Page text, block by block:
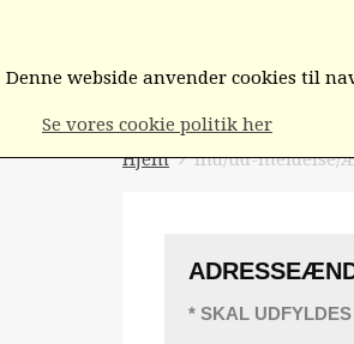
Hjem Ind/ud-meldelse/
* SKAL UDFYLDES
Denne webside anvender cookies til
Se vores cookie politik her